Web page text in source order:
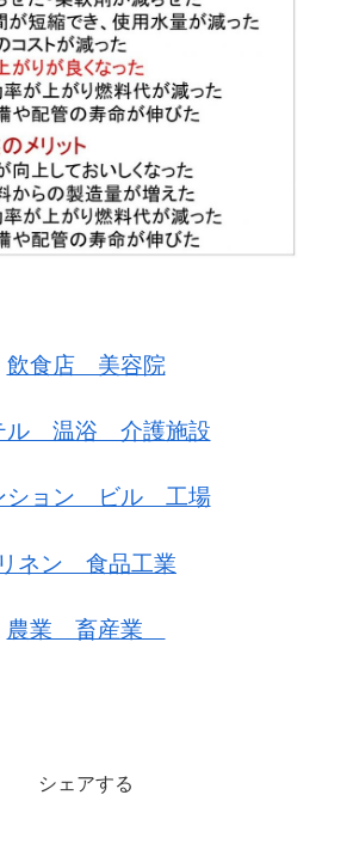
飲食店 美容院
ル 温浴 介護施設
ション ビル 工場
リネン 食品工業
農業 畜産業
シェアする